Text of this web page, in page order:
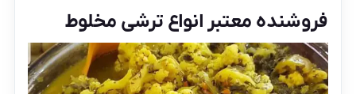
فروشنده معتبر انواع ترشی مخلوط